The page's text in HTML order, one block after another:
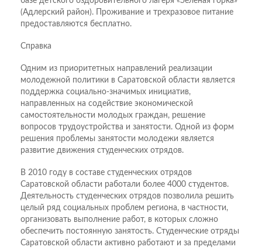
(Адлерский район). Проживание и трехразовое питание
предоставляются бесплатно.
Справка
Одним из приоритетных направлений реализации
молодежной политики в Саратовской области является
поддержка социально-значимых инициатив,
направленных на содействие экономической
самостоятельности молодых граждан, решение
вопросов трудоустройства и занятости. Одной из форм
решения проблемы занятости молодежи является
развитие движения студенческих отрядов.
В 2010 году в составе студенческих отрядов
Саратовской области работали более 4000 студентов.
Деятельность студенческих отрядов позволила решить
целый ряд социальных проблем региона, в частности,
организовать выполнение работ, в которых сложно
обеспечить постоянную занятость. Студенческие отряды
Саратовской области активно работают и за пределами